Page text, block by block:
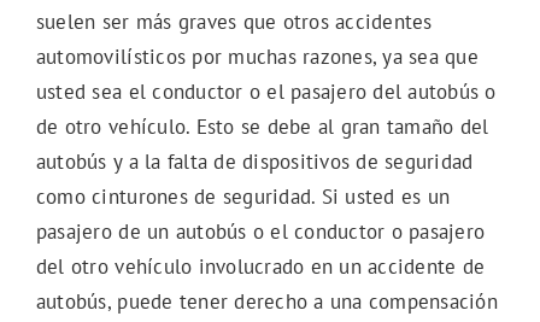
suelen ser más graves que otros accidentes
automovilísticos por muchas razones, ya sea que
usted sea el conductor o el pasajero del autobús o
de otro vehículo. Esto se debe al gran tamaño del
autobús y a la falta de dispositivos de seguridad
como cinturones de seguridad. Si usted es un
pasajero de un autobús o el conductor o pasajero
del otro vehículo involucrado en un accidente de
autobús, puede tener derecho a una compensación